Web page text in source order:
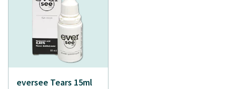
eversee Tears 15ml